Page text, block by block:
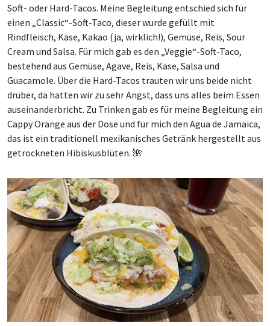
Soft- oder Hard-Tacos. Meine Begleitung entschied sich für
einen „Classic“-Soft-Taco, dieser wurde gefüllt mit
Rindfleisch, Käse, Kakao (ja, wirklich!), Gemüse, Reis, Sour
Cream und Salsa. Für mich gab es den „Veggie“-Soft-Taco,
bestehend aus Gemüse, Agave, Reis, Käse, Salsa und
Guacamole. Über die Hard-Tacos trauten wir uns beide nicht
drüber, da hatten wir zu sehr Angst, dass uns alles beim Essen
auseinanderbricht. Zu Trinken gab es für meine Begleitung ein
Cappy Orange aus der Dose und für mich den Agua de Jamaica,
das ist ein traditionell mexikanisches Getränk hergestellt aus
getrockneten Hibiskusblüten. 🌺